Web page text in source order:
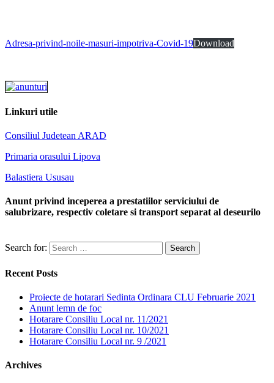
Adresa-privind-noile-masuri-impotriva-Covid-19Download
Linkuri utile
Consiliul Judetean ARAD
Primaria orasului Lipova
Balastiera Ususau
Anunt privind inceperea a prestatiilor serviciului de
salubrizare, respectiv coletare si transport separat al deseurilo
Search for:
Recent Posts
Proiecte de hotarari Sedinta Ordinara CLU Februarie 2021
Anunt lemn de foc
Hotarare Consiliu Local nr. 11/2021
Hotarare Consiliu Local nr. 10/2021
Hotarare Consiliu Local nr. 9 /2021
Archives